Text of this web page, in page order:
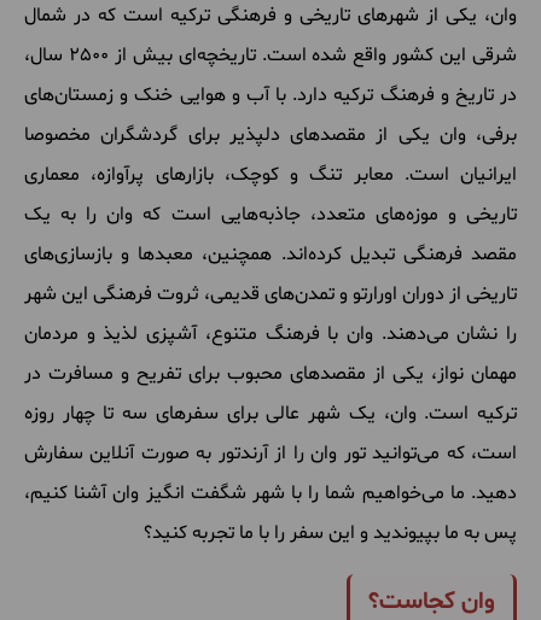
وان، یکی از شهرهای تاریخی و فرهنگی ترکیه است که در شمال
شرقی این کشور واقع شده است. تاریخچه‌ای بیش از 2500 سال،
در تاریخ و فرهنگ ترکیه دارد. با آب و هوایی خنک و زمستان‌های
برفی، وان یکی از مقصدهای دلپذیر برای گردشگران مخصوصا
ایرانیان است. معابر تنگ و کوچک، بازارهای پرآوازه، معماری
تاریخی و موزه‌های متعدد، جاذبه‌هایی است که وان را به یک
مقصد فرهنگی تبدیل کرده‌اند. همچنین، معبد‌ها و بازسازی‌های
تاریخی از دوران اورارتو و تمدن‌های قدیمی، ثروت فرهنگی این شهر
را نشان می‌دهند. وان با فرهنگ متنوع، آشپزی لذیذ و مردمان
مهمان‌ نواز، یکی از مقصدهای محبوب برای تفریح و مسافرت در
ترکیه است. وان، یک شهر عالی برای سفرهای سه تا چهار روزه
است، که می‌توانید تور وان را از آرندتور به صورت آنلاین سفارش
دهید. ما می‌خواهیم شما را با شهر شگفت ‌انگیز وان آشنا کنیم،
پس به ما بپیوندید و این سفر را با ما تجربه کنید؟
وان کجاست؟